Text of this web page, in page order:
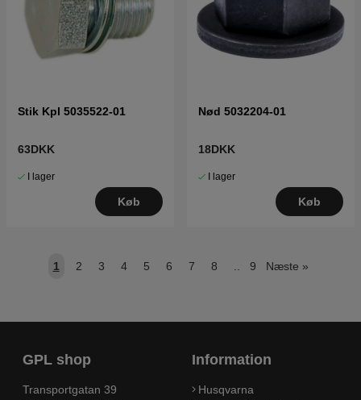
Stik Kpl 5035522-01
63DKK
I lager
Køb
Nød 5032204-01
18DKK
I lager
Køb
1 2 3 4 5 6 7 8 .. 9 Næste »
GPL shop
Transportgatan 39
Information
Husqvarna